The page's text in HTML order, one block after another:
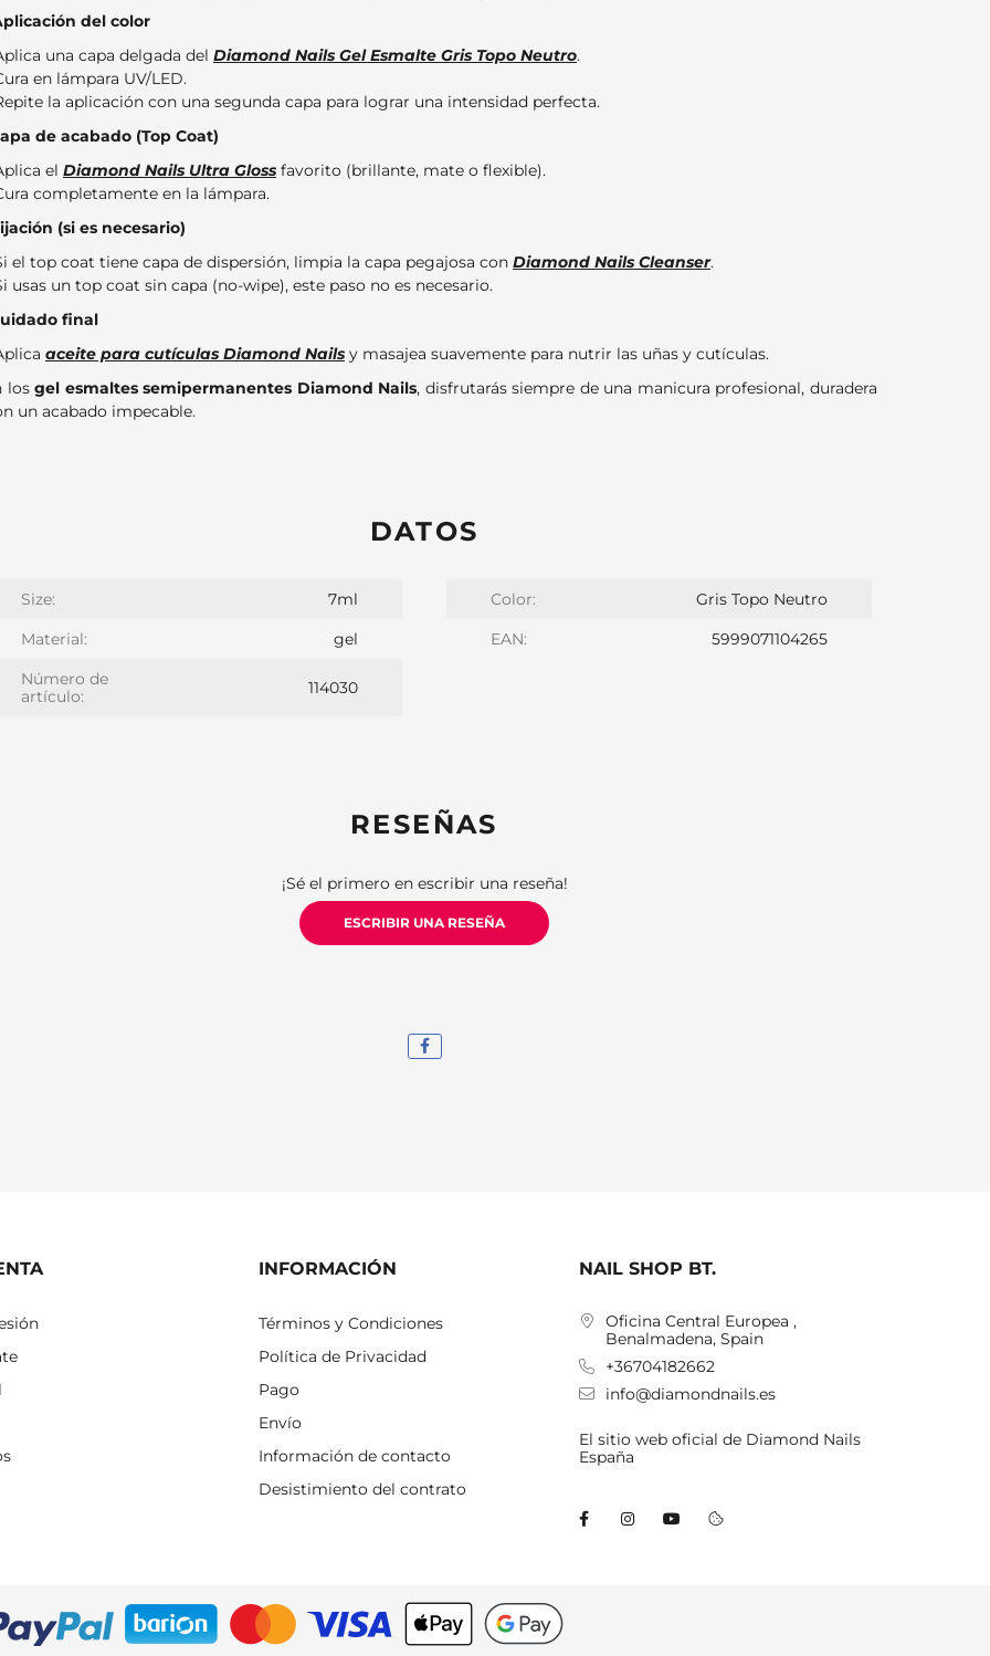
del color
una capa delgada del Diamond Nails Gel Esmalte Gris Topo Neutro.
en lámpara UV/LED.
la aplicación con una segunda capa para lograr una intensidad perfecta.
de acabado (Top Coat)
el Diamond Nails Ultra Gloss favorito (brillante, mate o flexible).
completamente en la lámpara.
(si es necesario)
el top coat tiene capa de dispersión, limpia la capa pegajosa con Diamond Nails Cleanser.
usas un top coat sin capa (no-wipe), este paso no es necesario.
final
aceite para cutículas Diamond Nails y masajea suavemente para nutrir las uñas y cutículas.
losgel esmaltes semipermanentes Diamond Nails, disfrutarás siempre de una manicura profesional, duradera
un acabado impecable.
DATOS
Size: 7ml Color:
Gris Topo Neutro
Material:
gel EAN:
5999071104265
Número de
artículo:
114030
RESEÑAS
¡Sé el primero en escribir una reseña!
ESCRIBIR UNA RESEÑA
INFORMACIÓN
Términos y Condiciones
Política de Privacidad
Pago
Envío
Información de contacto
Desistimiento del contrato
NAIL SHOP BT.
Oficina Central Europea ,
Benalmadena, Spain
+36704182662
info@diamondnails.es
El sitio web oficial de Diamond Nails
España